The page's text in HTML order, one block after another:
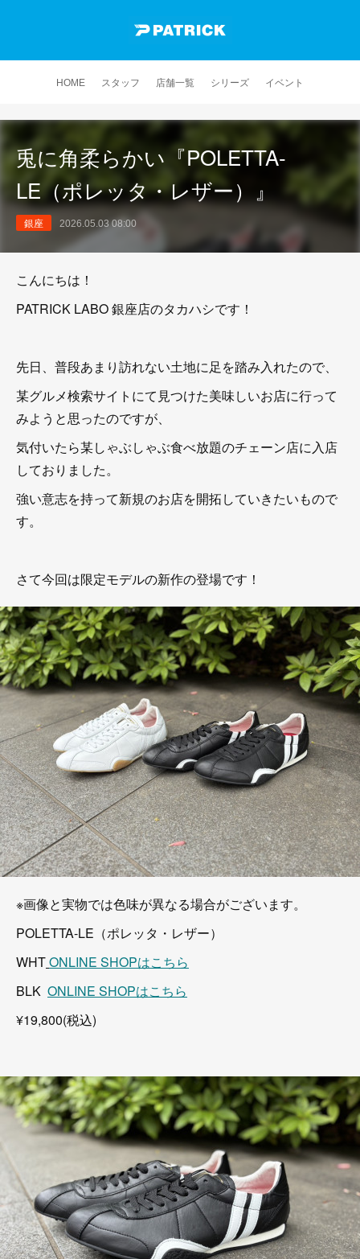
HOME スタッフ 店舗一覧 シリーズ イベント
兎に角柔らかい『POLETTA-
LE（ポレッタ・レザー）』
銀座 2026.05.03 08:00
こんにちは！
PATRICK LABO 銀座店のタカハシです！
先日、普段あまり訪れない土地に足を踏み入れたので、
某グルメ検索サイトにて見つけた美味しいお店に行って
みようと思ったのですが、
気付いたら某しゃぶしゃぶ食べ放題のチェーン店に入店
しておりました。
強い意志を持って新規のお店を開拓していきたいもので
す。
さて今回は限定モデルの新作の登場です！
※画像と実物では色味が異なる場合がございます。
POLETTA-LE（ポレッタ・レザー）
WHTONLINE SHOPはこちら
BLK ONLINE SHOPはこちら
¥19,800(税込)